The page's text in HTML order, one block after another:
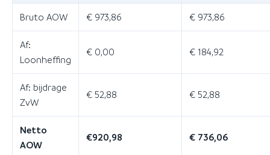
Bruto AOW € 973,86 € 973,86
Af:
Loonheffing
€ 0,00 € 184,92
Af: bijdrage
ZvW
€ 52,88 € 52,88
Netto
AOW
€920,98 € 736,06